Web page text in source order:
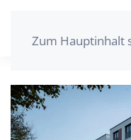
Zum Hauptinhalt